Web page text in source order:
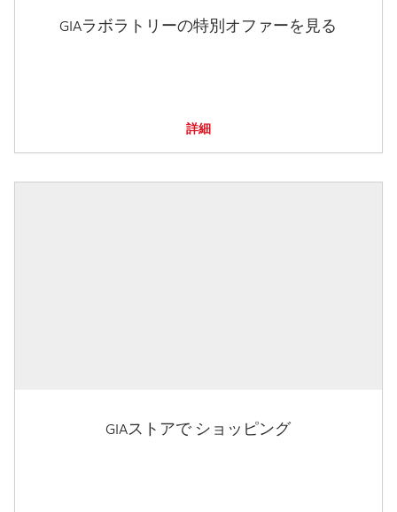
GIAラボラトリーの特別オファーを見る
詳細
GIAストアで ショッピング